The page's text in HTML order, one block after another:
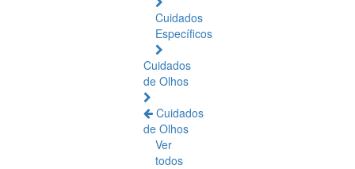
Cuidados
Específicos
Cuidados
de Olhos
Cuidados
de Olhos
Ver
todos